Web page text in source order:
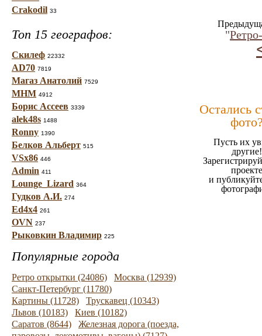
Crakodil 33
Топ 15 географов:
Скилеф 22332
AD70 7819
Магаз Анатолий 7529
МНМ 4912
Борис Ассеев 3339
alek48s 1488
Ronny 1390
Белков Альберт 515
VSx86 446
Admin 411
Lounge_Lizard 364
Гудков А.И. 274
Ed4x4 261
OVN 237
Рыковкин Владимир 225
Популярные города
Ретро открытки (24086)
Москва (12939)
Санкт-Петербург (11780)
Картины (11728)
Трускавец (10343)
Львов (10183)
Киев (10182)
Саратов (8644)
Железная дорога (поезда,
"
Остались
Пусть их
другие!
проекте
и